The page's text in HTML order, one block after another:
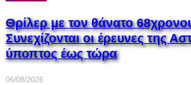
Θρίλερ με τον θάνατο
Συνεχίζονται οι έρευνες της
ύποπτος έως τώρα
06/08/2026